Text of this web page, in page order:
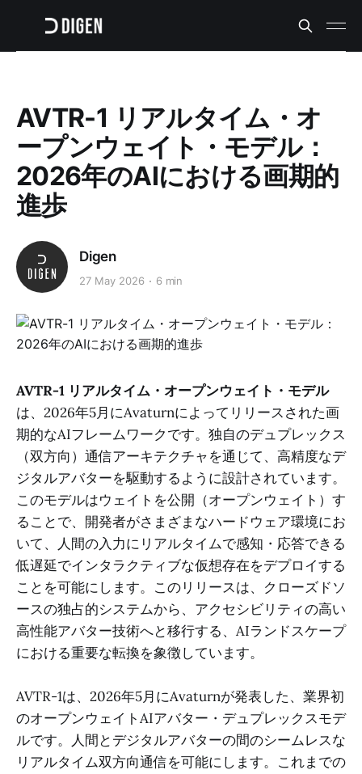
AVTR-1 リアルタイム・オ
ープンウェイト・モデル：
2026年のAIにおける画期的
進歩
Digen
27 May 2026 6 min
AVTR-1 リアルタイム・オープンウェイト・モデル
は、2026年5月にAvaturnによってリリースされた画
期的なAIフレームワークです。独自のデュプレックス
（双方向）通信アーキテクチャを通じて、高精度なデ
ジタルアバターを駆動するように設計されています。
このモデルはウェイトを公開（オープンウェイト）す
ることで、開発者がさまざまなハードウェア環境にお
いて、人間の入力にリアルタイムで感知・応答できる
低遅延でインタラクティブな仮想存在をデプロイする
ことを可能にします。このリリースは、クローズドソ
ースの独占的システムから、アクセシビリティの高い
高性能アバター技術へと移行する、AIランドスケープ
における重要な転換を象徴しています。
AVTR-1は、2026年5月にAvaturnが発表した、業界初
のオープンウェイトAIアバター・デュプレックスモデ
ルです。人間とデジタルアバターの間のシームレスな
リアルタイム双方向通信を可能にします。これまでの